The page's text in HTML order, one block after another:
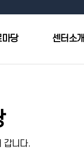
마당 센터소개
갑니다.